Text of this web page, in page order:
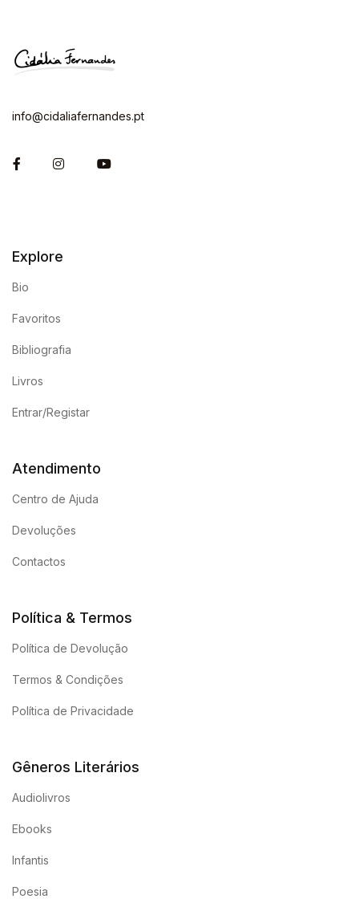
info@cidaliafernandes.pt
FacebookInstagramYou Tube
Explore
Bio
Favoritos
Bibliografia
Livros
Entrar/Registar
Atendimento
Centro de Ajuda
Devoluções
Contactos
Política & Termos
Política de Devolução
Termos & Condições
Política de Privacidade
Gêneros Literários
Audiolivros
Ebooks
Infantis
Poesia